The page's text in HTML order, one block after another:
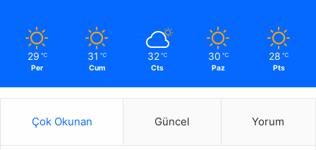
29 ℃
Per
31 ℃
Cum
32 ℃
Cts
30 ℃
Paz
28 ℃
Pts
Çok Okunan Güncel Yorum